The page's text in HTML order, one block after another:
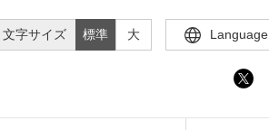
文字サイズ 標準 大 Language